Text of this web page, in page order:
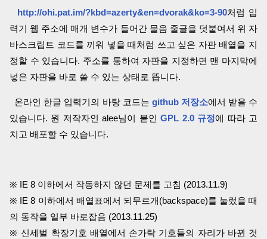
http://ohi.pat.im/?kbd=azerty&en=dvorak&ko=3-90처럼 입
력기 웹 주소에 매개 변수가 들어간 물음 줄글을 덧붙여서 위 자
바스크립트 코드를 끼워 넣을 때처럼 쓰고 싶은 자판 배열을 지
정할 수 있습니다. 주소를 통하여 자판을 지정하면 맨 마지막에
넣은 자판을 바로 쓸 수 있는 상태로 뜹니다.
온라인 한글 입력기의 바탕 코드는 github 저장소에서 받을 수
있습니다. 원 저작자인 alee님이 붙인GPL 2.0 규정에 따라 고
치고 배포할 수 있습니다.
※ IE 8 이하에서 작동하지 않던 문제를 고침 (2013.11.9)
※ IE 8 이하에서 배열표에서 되무르개(backspace)를 눌렀을 때
의 동작을 일부 바로잡음 (2013.11.25)
※ 신세벌 확장기호 배열에서 손가락 기호들의 자리가 바뀐 것